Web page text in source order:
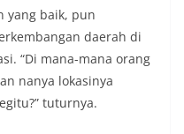
yang baik, pun
daerah di
“Di mana-mana orang
nanya lokasinya
tuturnya.